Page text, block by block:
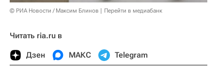
© РИА Новости / Максим Блинов Перейти в медиабанк
Читать ria.ru в
Дзен МАКС Telegram